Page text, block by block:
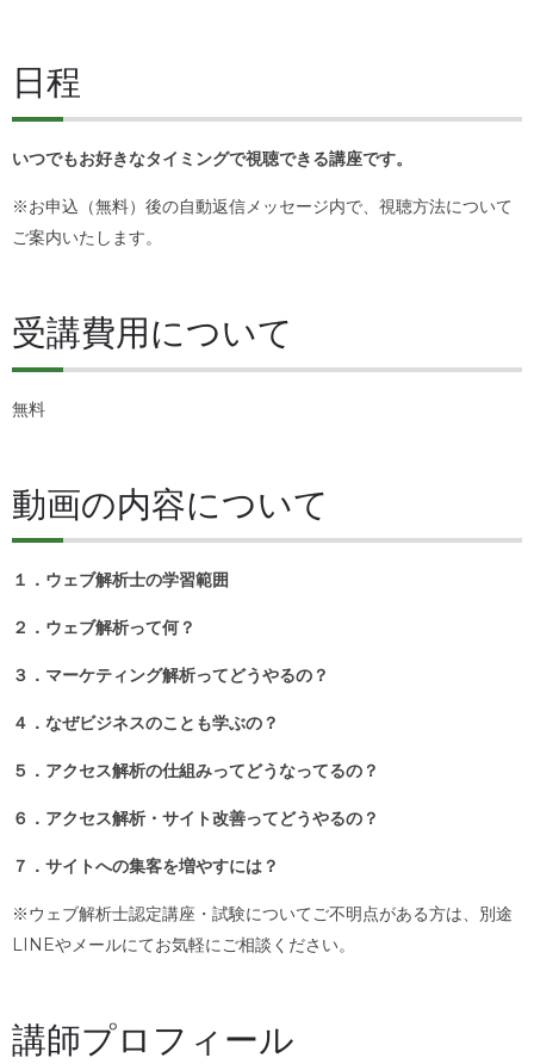
日程
いつでもお好きなタイミングで視聴できる講座です。
※お申込（無料）後の自動返信メッセージ内で、視聴方法について
ご案内いたします。
受講費用について
無料
動画の内容について
１．ウェブ解析士の学習範囲
２．ウェブ解析って何？
３．マーケティング解析ってどうやるの？
４．なぜビジネスのことも学ぶの？
５．アクセス解析の仕組みってどうなってるの？
６．アクセス解析・サイト改善ってどうやるの？
７．サイトへの集客を増やすには？
※ウェブ解析士認定講座・試験についてご不明点がある方は、別途
LINEやメールにてお気軽にご相談ください。
講師プロフィール